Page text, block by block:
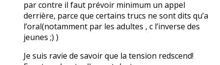
par contre il faut prévoir minimum un appel
derrière, parce que certains trucs ne sont dits qu’a
l’oral(notamment par les adultes , c l’inverse des
jeunes ;) )
Je suis ravie de savoir que la tension redscend!